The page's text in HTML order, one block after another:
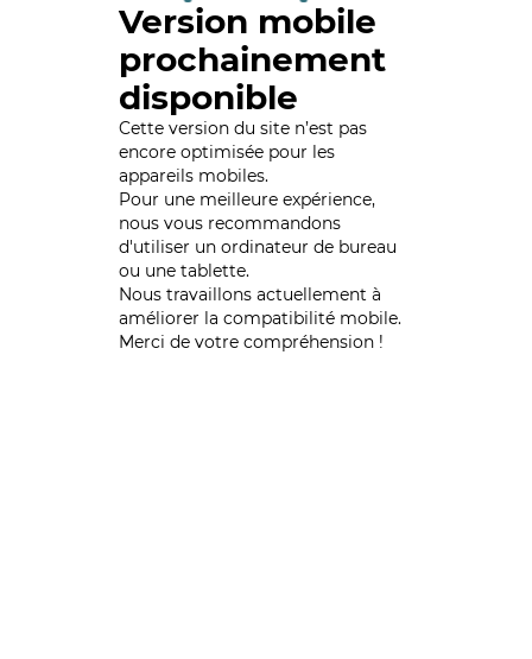
Version mobile
prochainement
disponible
Cette version du site n’est pas
encore optimisée pour les
appareils mobiles.
Pour une meilleure expérience,
nous vous recommandons
d'utiliser un ordinateur de bureau
ou une tablette.
Nous travaillons actuellement à
améliorer la compatibilité mobile.
Merci de votre compréhension !